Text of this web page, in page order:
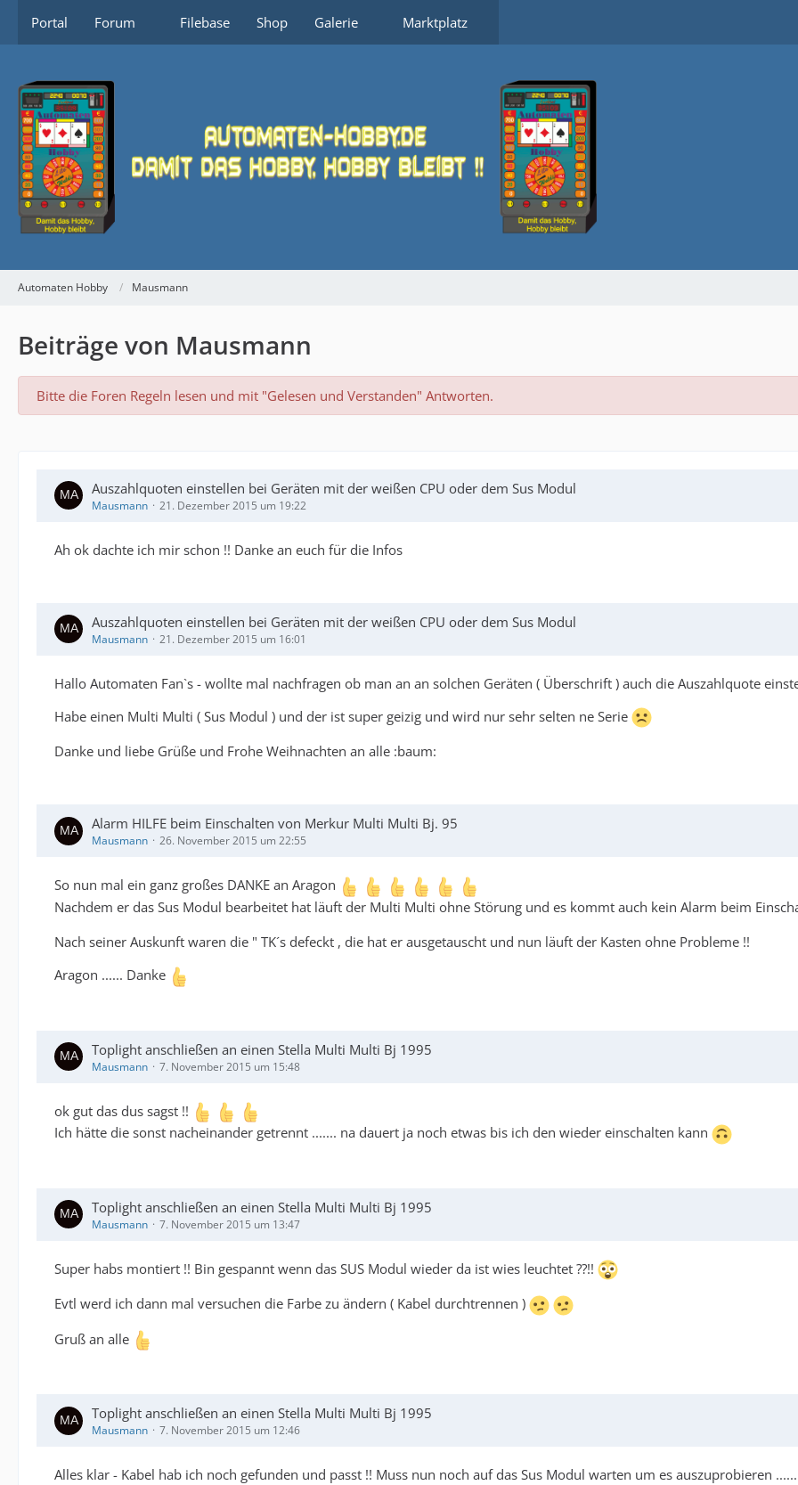
Portal Forum Filebase Shop Galerie Marktplatz
Automaten Hobby Mausmann
Beiträge von Mausmann
Bitte die Foren Regeln lesen und mit "Gelesen und Verstanden" Antworten.
Auszahlquoten einstellen bei Geräten mit der weißen CPU oder dem Sus Modul
Mausmann 21. Dezember 2015 um 19:22
Ah ok dachte ich mir schon !! Danke an euch für die Infos
Auszahlquoten einstellen bei Geräten mit der weißen CPU oder dem Sus Modul
Mausmann 21. Dezember 2015 um 16:01
Hallo Automaten Fan`s - wollte mal nachfragen ob man an an solchen Geräten ( Überschrift ) auch die Auszahlquote
Habe einen Multi Multi ( Sus Modul ) und der ist super geizig und wird nur sehr selten ne Serie
Danke und liebe Grüße und Frohe Weihnachten an alle :baum:
Alarm HILFE beim Einschalten von Merkur Multi Multi Bj. 95
Mausmann 26. November 2015 um 22:55
So nun mal ein ganz großes DANKE an Aragon
Nachdem er das Sus Modul bearbeitet hat läuft der Multi Multi ohne Störung und es kommt auch kein Alarm beim
Nach seiner Auskunft waren die " TK´s defeckt , die hat er ausgetauscht und nun läuft der Kasten ohne Probleme !!
Aragon ...... Danke
Toplight anschließen an einen Stella Multi Multi Bj 1995
Mausmann 7. November 2015 um 15:48
ok gut das dus sagst !!
Ich hätte die sonst nacheinander getrennt ....... na dauert ja noch etwas bis ich den wieder einschalten kann
Toplight anschließen an einen Stella Multi Multi Bj 1995
Mausmann 7. November 2015 um 13:47
Super habs montiert !! Bin gespannt wenn das SUS Modul wieder da ist wies leuchtet ??!!
Evtl werd ich dann mal versuchen die Farbe zu ändern ( Kabel durchtrennen )
Gruß an alle
Toplight anschließen an einen Stella Multi Multi Bj 1995
Mausmann 7. November 2015 um 12:46
Alles klar - Kabel hab ich noch gefunden und passt !! Muss nun noch auf das Sus Modul warten um es auszuprobieren